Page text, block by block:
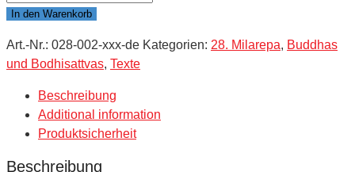
In den Warenkorb
Art.-Nr.: 028-002-xxx-de Kategorien: 28. Milarepa, Buddhas
und Bodhisattvas, Texte
Beschreibung
Additional information
Produktsicherheit
Beschreibung